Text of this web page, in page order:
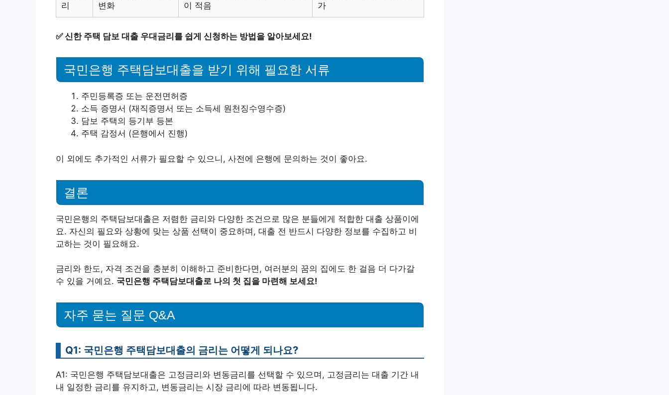
리
변화
이 적음
가
✅신한 주택 담보 대출 우대금리를 쉽게 신청하는 방법을 알아보세요!
국민은행 주택담보대출을 받기 위해 필요한 서류
주민등록증 또는 운전면허증
소득 증명서 (재직증명서 또는 소득세 원천징수영수증)
담보 주택의 등기부 등본
주택 감정서 (은행에서 진행)
이 외에도 추가적인 서류가 필요할 수 있으니, 사전에 은행에 문의하는 것이 좋아요.
결론
국민은행의 주택담보대출은 저렴한 금리와 다양한 조건으로 많은 분들에게 적합한 대출 상품이에
요. 자신의 필요와 상황에 맞는 상품 선택이 중요하며, 대출 전 반드시 다양한 정보를 수집하고 비
교하는 것이 필요해요.
금리와 한도, 자격 조건을 충분히 이해하고 준비한다면, 여러분의 꿈의 집에도 한 걸음 더 다가갈
수 있을 거예요. 국민은행 주택담보대출로 나의 첫 집을 마련해 보세요!
자주 묻는 질문 Q&A
Q1: 국민은행 주택담보대출의 금리는 어떻게 되나요?
A1: 국민은행 주택담보대출은 고정금리와 변동금리를 선택할 수 있으며, 고정금리는 대출 기간 내
내 일정한 금리를 유지하고, 변동금리는 시장 금리에 따라 변동됩니다.